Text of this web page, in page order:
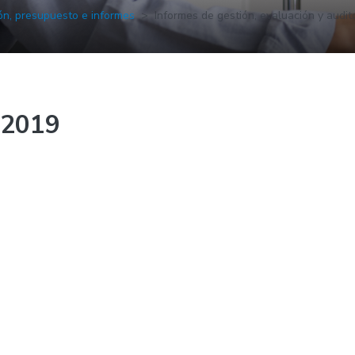
presupuesto e informes Informes de gestión, evaluación y